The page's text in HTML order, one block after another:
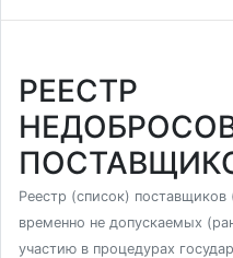
РЕЕСТР
Реестр (список)
временно не допускаемых
участию в процедурах